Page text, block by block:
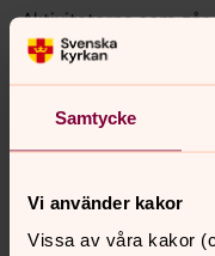
Samtycke
Vi använder kakor
Vissa av våra kakor
Aktiviteterna som
olika sorters
Vi uppmuntrar alla
olika sorters